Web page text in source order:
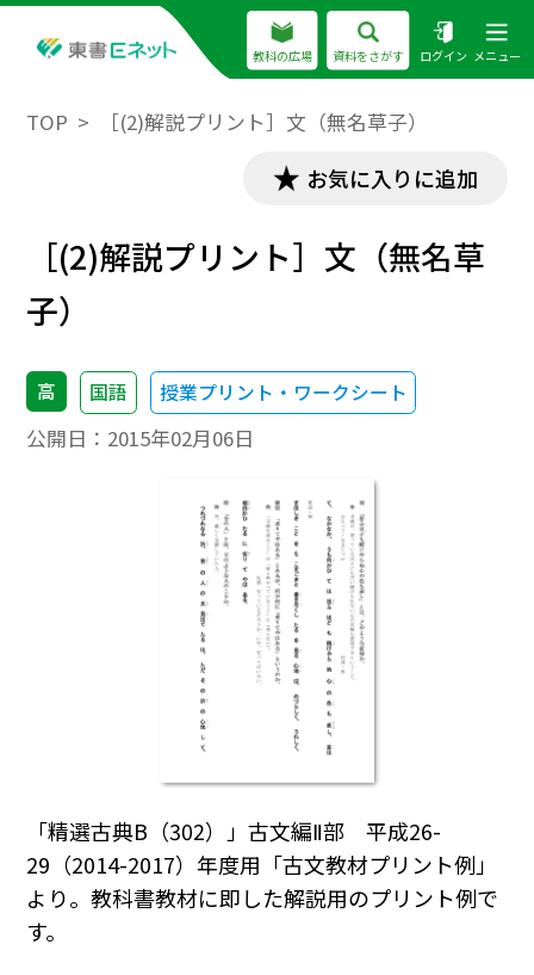
教科の広場 資料をさがす ログイン メニュー
TOP ［(2)解説プリント］文（無名草子）
お気に入りに追加
［(2)解説プリント］文（無名草
子）
高 国語 授業プリント・ワークシート
公開日： 2015年02月06日
「精選古典B（302）」古文編Ⅱ部 平成26-
29（2014-2017）年度用「古文教材プリント例」
より。教科書教材に即した解説用のプリント例で
す。